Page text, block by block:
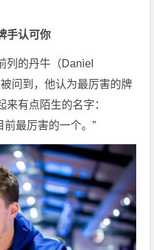
手认可你
列的丹牛（Daniel
问到，他认为最厉害的牌
有点陌生的名字：
前最厉害的一个。”